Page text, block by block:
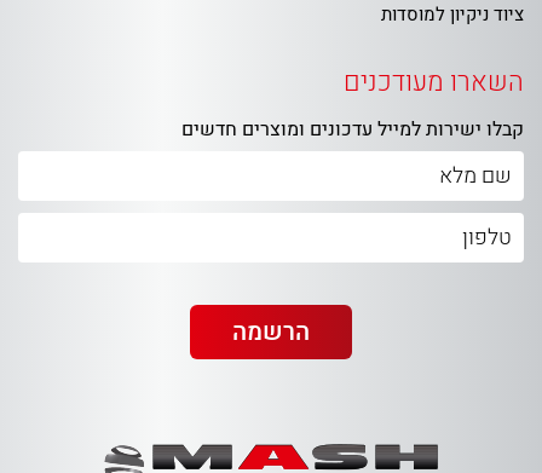
ציוד ניקיון למוסדות
השארו מעודכנים
קבלו ישירות למייל עדכונים ומוצרים חדשים